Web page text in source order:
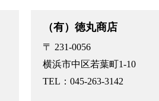
（有）徳丸商店
〒 231-0056
横浜市中区若葉町1-10
TEL：045-263-3142